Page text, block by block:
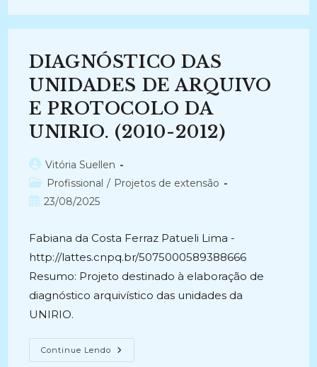
CENTRAL
(2010-
2011)
DIAGNÓSTICO DAS
UNIDADES DE ARQUIVO
E PROTOCOLO DA
UNIRIO. (2010-2012)
Autor
do
post:
Vitória Suellen
Categoria
do
Profissional / Projetos de extensão
Post23/08/2025
Fabiana da Costa Ferraz Patueli Lima -
http://lattes.cnpq.br/5075000589388666
Resumo: Projeto destinado à elaboração de
diagnóstico arquivístico das unidades da
UNIRIO.
Continue Lendo DIAGNÓSTICO
DAS